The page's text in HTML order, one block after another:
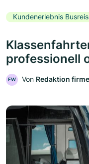
Kundenerlebnis
professionell
FW Von Redaktion